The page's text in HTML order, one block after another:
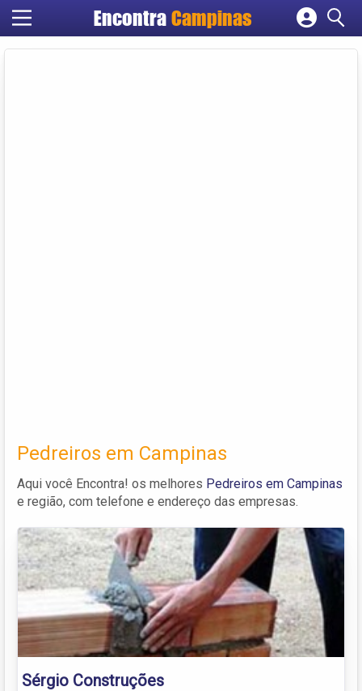
Encontra Campinas
Cadastrar empresa
Pedreiros em Campinas
Aqui você Encontra! os melhores Pedreiros em Campinas
e região, com telefone e endereço das empresas.
Sérgio Construções